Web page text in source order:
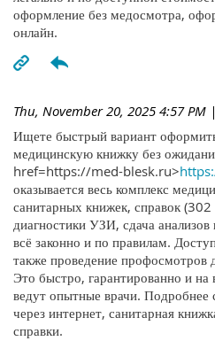
оформление без медосмотра,
онлайн.
Thu, November 20, 2025 4:57 PM
Ищете быстрый вариант
медицинскую книжку без
href=https://med-blesk.ru>
оказывается весь комплекс
санитарных книжек, справок
диагностики УЗИ, сдача
всё законно и по правилам.
также проведение профосмотров
Это быстро, гарантированно и
ведут опытные врачи. Подробнее
через интернет, санитарная
справки.